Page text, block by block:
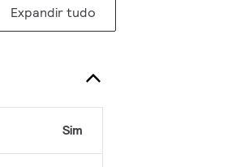
Expandir tudo
Sim